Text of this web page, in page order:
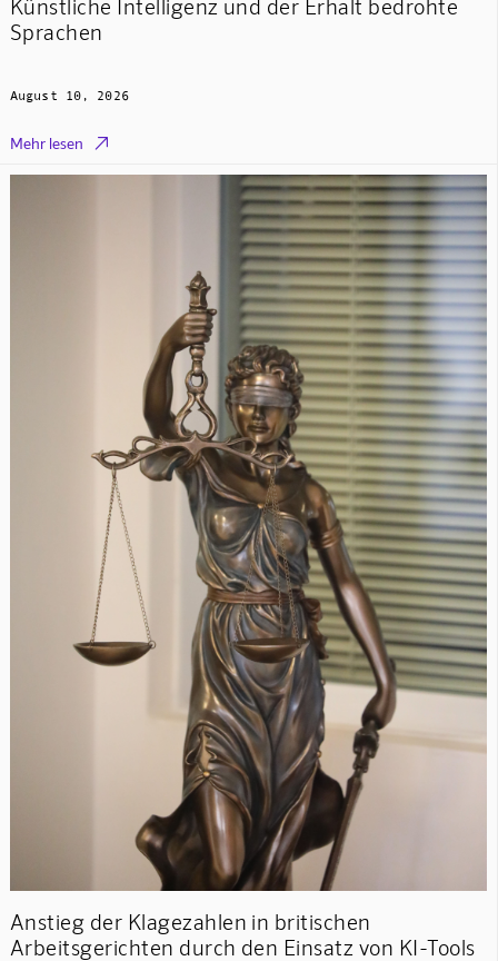
Künstliche Intelligenz und der Erhalt bedrohte
Sprachen
August 10, 2026
Mehr lesen 
Anstieg der Klagezahlen in britischen
Arbeitsgerichten durch den Einsatz von KI-Tools